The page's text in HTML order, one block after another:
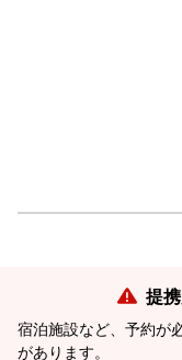
提
宿泊施設など、予約が
があります。